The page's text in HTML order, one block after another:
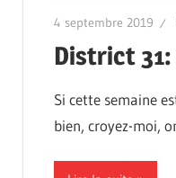
4 septembre 2019
District 31:
Si cette semaine
bien, croyez-moi,